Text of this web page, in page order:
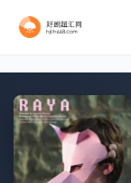
HD
HD中字
HD中字
HD中字
HD
HD中字
更新第12集
HD中字